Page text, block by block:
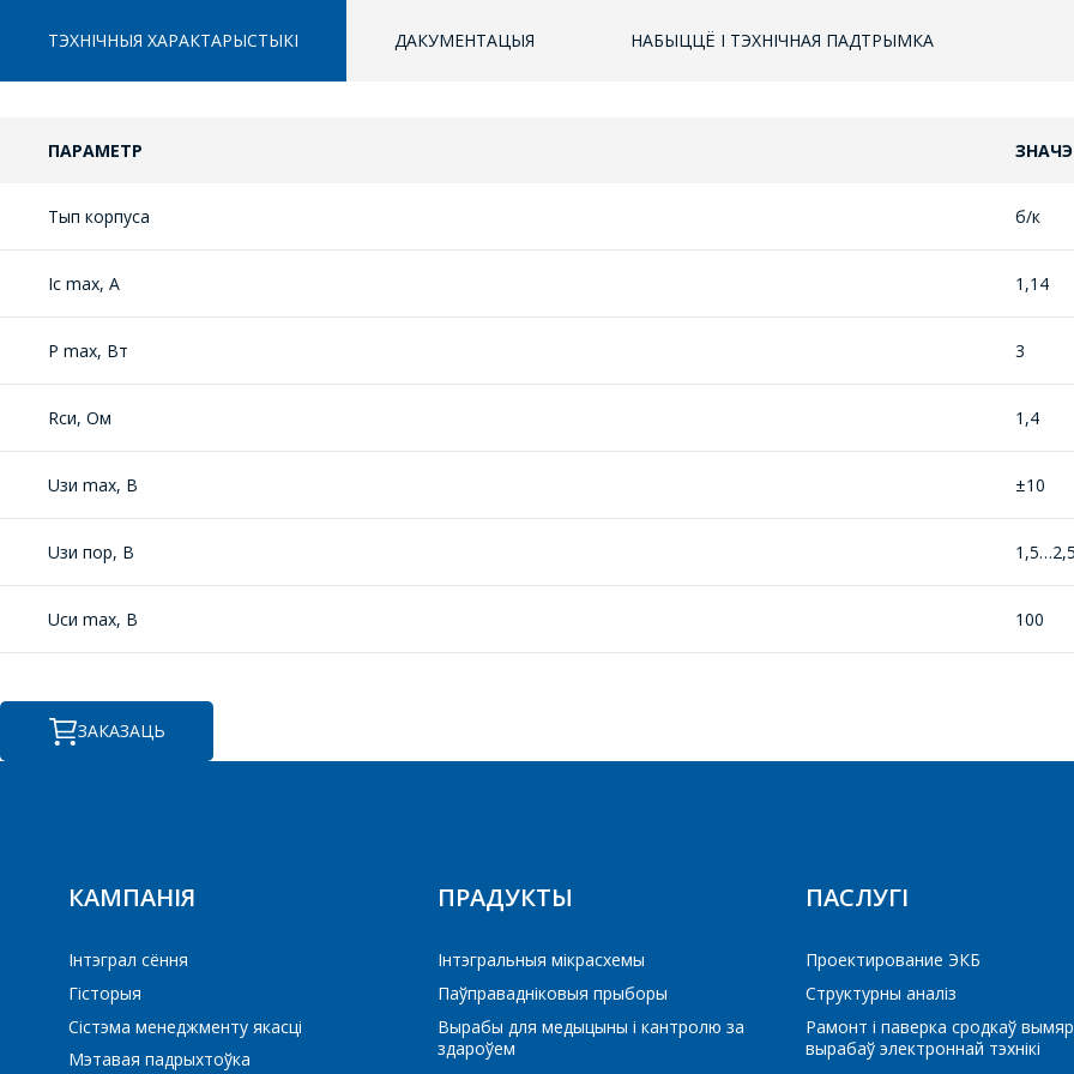
ТЭХНІЧНЫЯ ХАРАКТАРЫСТЫКІ ДАКУМЕНТАЦЫЯ НАБЫЦЦЁ І ТЭХНІЧНАЯ ПАДТРЫМКА
ПАРАМЕТР
Тып корпуса б/к
Ic max, A 1,14
P max, Вт 3
Rси, Oм 1,4
Uзи max, В ±10
Uзи пор, В
Uси max, В 100
ЗАКАЗАЦЬ
КАМПАНІЯ
Інтэграл сёння
Гісторыя
Сістэма менеджменту якасці
Мэтавая падрыхтоўка
ПРАДУКТЫ
Iнтэгральныя мікрасхемы
Паўправадніковыя прыборы
Вырабы для медыцыны і кантролю за
здароўем
ПАСЛУГІ
Проектирование ЭКБ
Структурны аналіз
Рамонт і паверка сродкаў
вырабаў электроннай тэхнікі
ЗАДАЦЬ ВАПРОС
МЕНЕДЖЭРЫ КАМПАНІІ З РАДАСЦЮ
РАЗЛІЧАЦЬ КОШТ ПАСЛУГ І
КАМЕРЦЫЙНАЕ ПРАПАНОВУ.
Які цікавіць тавар/паслуга
Паведамленне*